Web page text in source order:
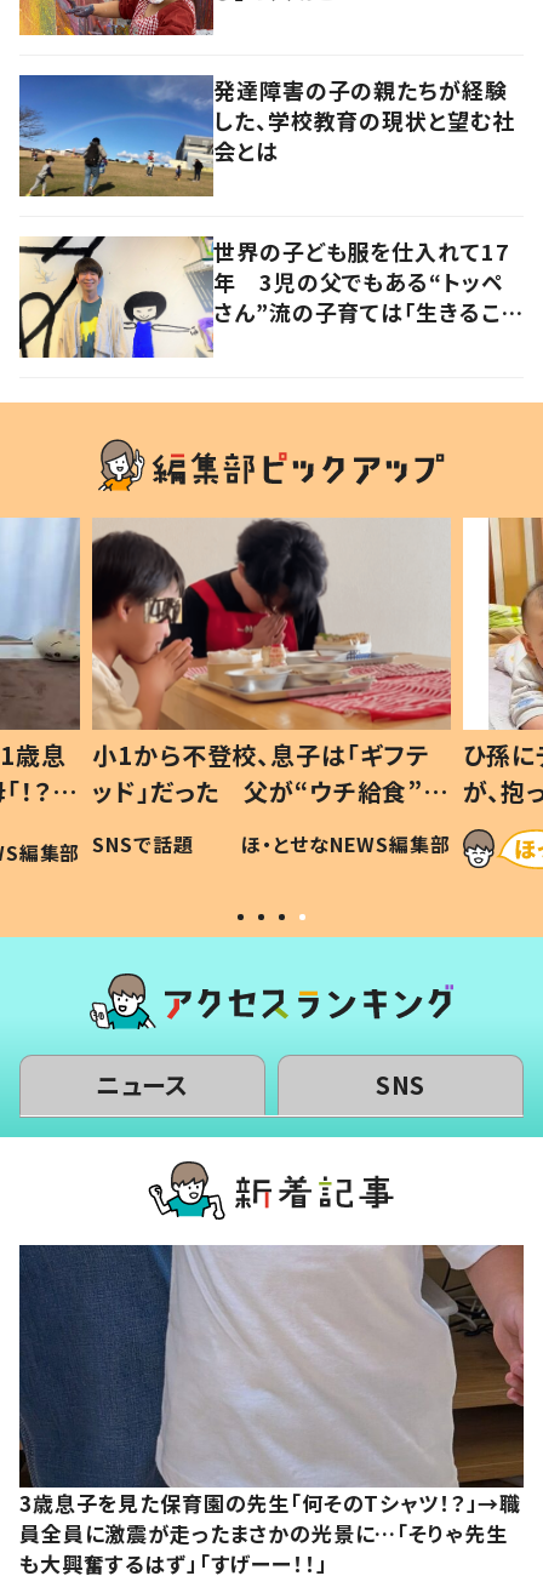
発達障害の子の親たちが経験
した、学校教育の現状と望む社
会とは
世界の子ども服を仕入れて17
年 3児の父でもある“トッペ
さん”流の子育ては「生きること
歳息
？」
編集部
小1から不登校、息子は「ギフテ
ッド」だった 父が“ウチ給食”を
作り続ける理由とは #令和の親
#令和の子
SNSで話題 ほ・とせなNEWS編集部
ひ孫
が、
「涙が
い」
ニュース SNS
3歳息子を見た保育園の先生「何そのTシャツ！？」→職
員全員に激震が走ったまさかの光景に…「そりゃ先生
も大興奮するはず」「すげーー！！」